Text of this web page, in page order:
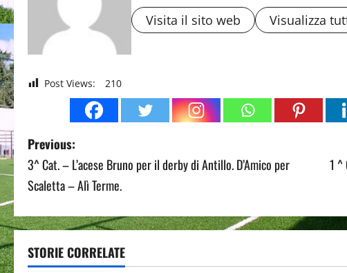
Visita il sito web Visualizza
Post Views: 210
P
o
t
n
Previous:
3^ Cat. – L’acese Bruno per il derby di Antillo. D’Amico per
Scaletta – Alì Terme.
1 ^
STORIE CORRELATE